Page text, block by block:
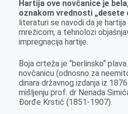
Hartija ove novčanice je
oznakom vrednosti „desete
literaturi se navodi da je
mrežicom, a tehnolozi
impregnacija hartije.
Boja crteža je “berlinsko“
novčanicu (odnosno za
dinara državnog izdanja iz
mišljenju prof. dr Nenada
Đorđe Krstić (1851-1907).